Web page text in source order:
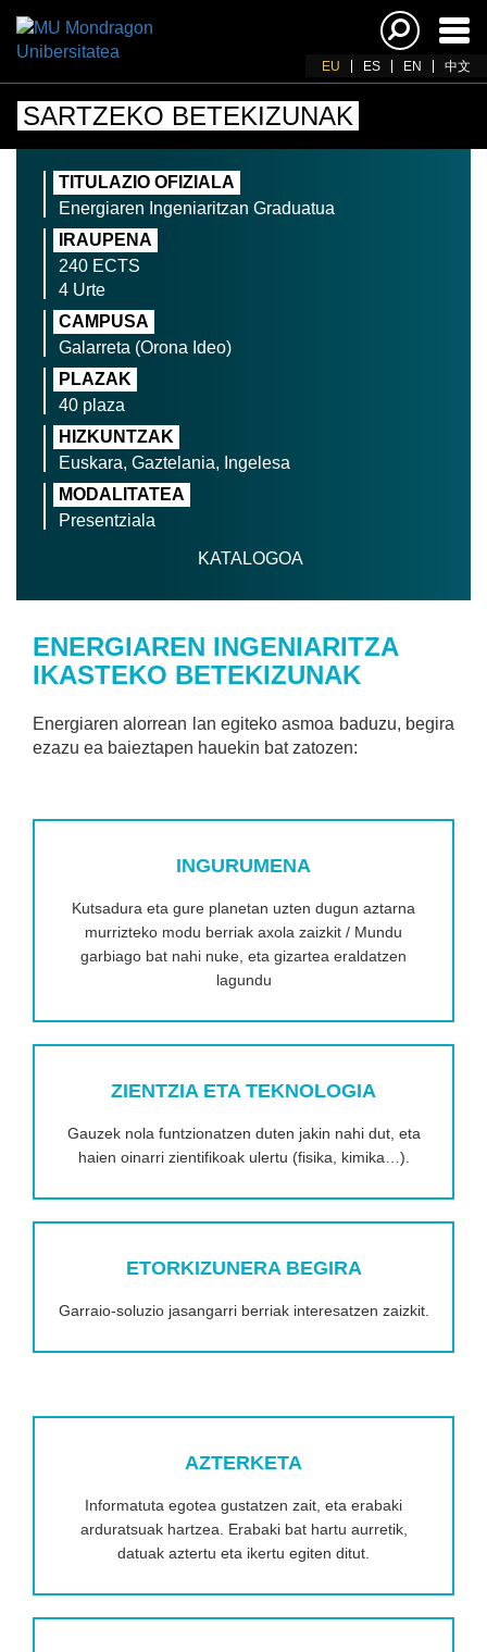
EU ES EN 中文
SARTZEKO BETEKIZUNAK
TITULAZIO OFIZIALA
Energiaren Ingeniaritzan Graduatua
IRAUPENA
240 ECTS
4 Urte
CAMPUSA
Galarreta (Orona Ideo)
PLAZAK
40 plaza
HIZKUNTZAK
Euskara, Gaztelania, Ingelesa
MODALITATEA
Presentziala
KATALOGOA
ENERGIAREN INGENIARITZA
IKASTEKO BETEKIZUNAK
Energiaren alorrean lan egiteko asmoa baduzu, begira
ezazu ea baieztapen hauekin bat zatozen:
INGURUMENA
Kutsadura eta gure planetan uzten dugun aztarna
murrizteko modu berriak axola zaizkit / Mundu
garbiago bat nahi nuke, eta gizartea eraldatzen
lagundu
ZIENTZIA ETA TEKNOLOGIA
Gauzek nola funtzionatzen duten jakin nahi dut, eta
haien oinarri zientifikoak ulertu (fisika, kimika…).
ETORKIZUNERA BEGIRA
Garraio-soluzio jasangarri berriak interesatzen zaizkit.
AZTERKETA
Informatuta egotea gustatzen zait, eta erabaki
arduratsuak hartzea. Erabaki bat hartu aurretik,
datuak aztertu eta ikertu egiten ditut.